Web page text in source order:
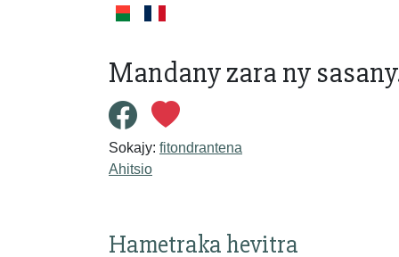
Mandany zara ny
Sokajy: fitondrantena
Ahitsio
Hametraka hevitra